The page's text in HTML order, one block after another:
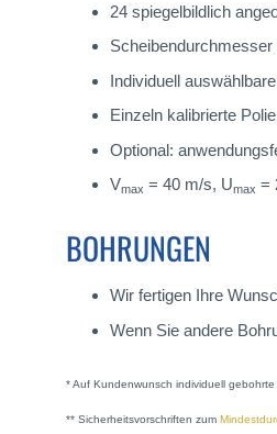
24 spiegelbildlich
Individuell
Einzeln kalibrierte
Optional:
Vmax = 40 m/s, Umax =
BOHRUNGEN
Wir fertigen Ihre
Wenn Sie andere
* Auf Kundenwunsch individuell
** Sicherheitsvorschriften zum